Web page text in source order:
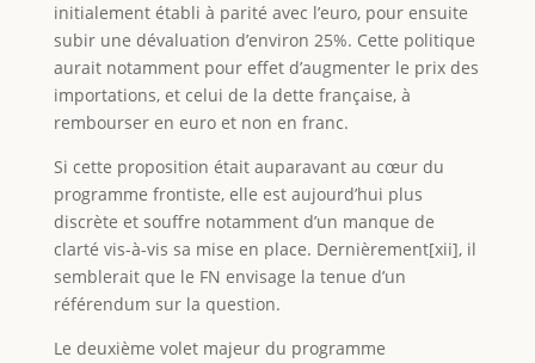
initialement établi à parité avec l’euro, pour ensuite
subir une dévaluation d’environ 25%. Cette politique
aurait notamment pour effet d’augmenter le prix des
importations, et celui de la dette française, à
rembourser en euro et non en franc.
Si cette proposition était auparavant au cœur du
programme frontiste, elle est aujourd’hui plus
discrète et souffre notamment d’un manque de
clarté vis-à-vis sa mise en place. Dernièrement[xii], il
semblerait que le FN envisage la tenue d’un
référendum sur la question.
Le deuxième volet majeur du programme